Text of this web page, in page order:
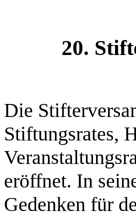
20.
Die
Stiftungsrates,
eröffnet. In
Gedenken für